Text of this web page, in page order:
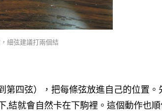
細弦建議打兩個結
第四弦），把每條弦放進自己的位置。
,結就會自然卡在下駒裡。這個動作也